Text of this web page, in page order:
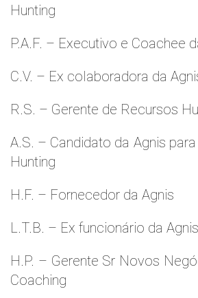
Hunting
P.A.F. – Executivo e Coachee
C.V. – Ex colaboradora da
R.S. – Gerente de Recursos
A.S. – Candidato da Agnis
Hunting
H.F. – Fornecedor da Agnis
L.T.B. – Ex funcionário da Agnis
H.P. – Gerente Sr Novos
Coaching